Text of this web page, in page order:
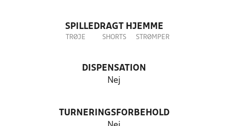
SPILLEDRAGT HJEMME
TRØJE SHORTS STRØMPER
DISPENSATION
Nej
TURNERINGSFORBEHOLD